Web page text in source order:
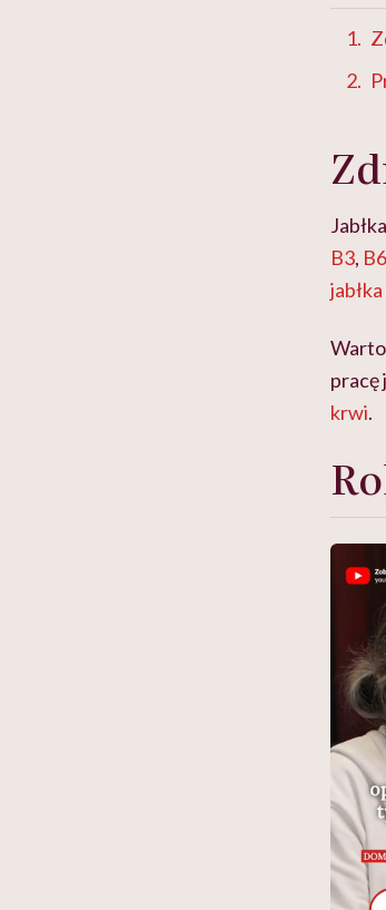
B3, B6
jabłka
Warto
pracę
krwi.